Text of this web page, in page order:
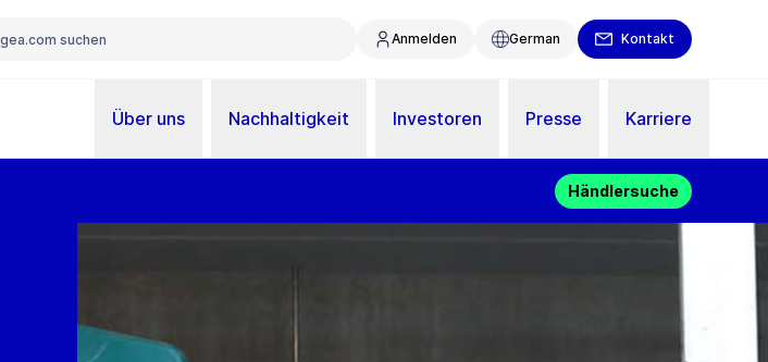
Anmelden German Kontakt
Über uns Nachhaltigkeit Investoren Presse Karriere
Händlersuche